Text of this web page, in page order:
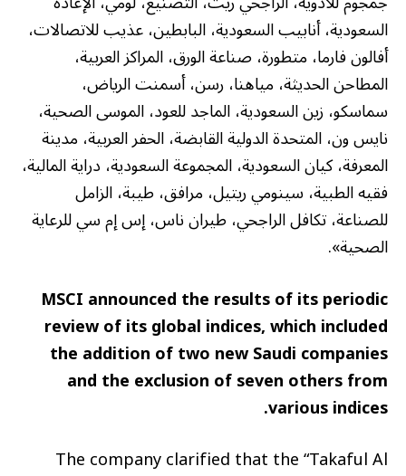
السعودية، أنابيب السعودية، البابطين، عذيب للاتصالات،
أفالون فارما، متطورة، صناعة الورق، المراكز العربية،
المطاحن الحديثة، مياهنا، رسن، أسمنت الرياض،
سماسكو، زين السعودية، الماجد للعود، الموسى الصحية،
نايس ون، المتحدة الدولية القابضة، الحفر العربية، مدينة
المعرفة، كيان السعودية، المجموعة السعودية، دراية المالية،
فقيه الطبية، سينومي ريتيل، مرافق، طيبة، الزامل
للصناعة، تكافل الراجحي، طيران ناس، إس إم سي للرعاية
الصحية».
MSCI announced the results of its periodic
review of its global indices, which included
the addition of two new Saudi companies
and the exclusion of seven others from
various indices.
The company clarified that the “Takaful Al